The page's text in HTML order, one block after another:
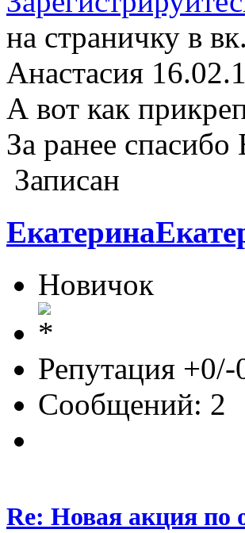
на страничку в вк.
Анастасия
А вот как
За ранее спасибо
Записан
Новичок
Репутация +0/-
Сообщений: 2
Re: Новая акция по